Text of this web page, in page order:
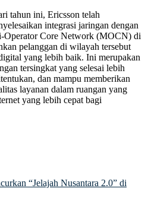
tahun ini, Ericsson telah
integrasi jaringan dengan
Operator Core Network (MOCN) di
pelanggan di wilayah tersebut
yang lebih baik. Ini merupakan
tersingkat yang selesai lebih
dan mampu memberikan
layanan dalam ruangan yang
yang lebih cepat bagi
“Jelajah Nusantara 2.0” di